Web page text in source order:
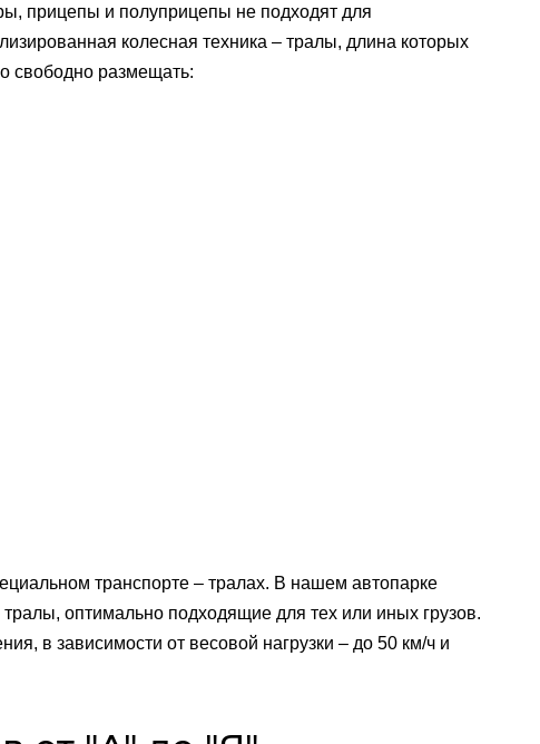
прицепы и полуприцепы не подходят для
колесная техника – тралы, длина которых
свободно размещать:
транспорте – тралах. В нашем автопарке
оптимально подходящие для тех или иных грузов.
в зависимости от весовой нагрузки – до 50 км/ч и